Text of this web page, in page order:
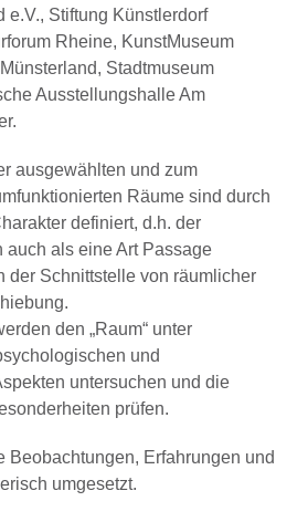
e.V., Stiftung Künstlerdorf
Rheine, KunstMuseum
Stadtmuseum
Ausstellungshalle Am
ausgewählten und zum
Räume sind durch
definiert, d.h. der
auch als eine Art Passage
der Schnittstelle von räumlicher
den „Raum“ unter
und
untersuchen und die
prüfen.
Beobachtungen, Erfahrungen und
umgesetzt.